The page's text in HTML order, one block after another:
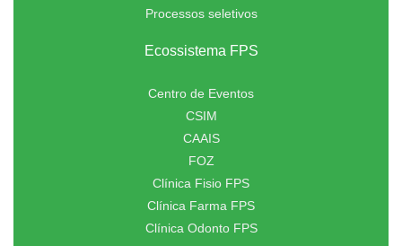
Processos seletivos
Ecossistema FPS
Centro de Eventos
CSIM
CAAIS
FOZ
Clínica Fisio FPS
Clínica Farma FPS
Clínica Odonto FPS